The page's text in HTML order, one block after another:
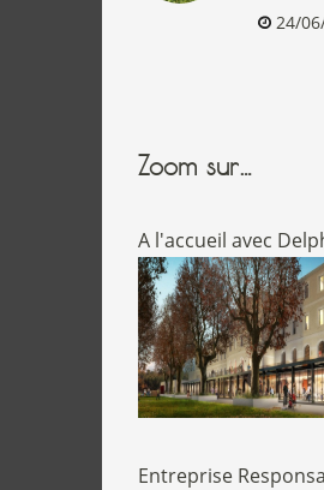
24/
Zoom sur…
A l'accueil avec
Entreprise